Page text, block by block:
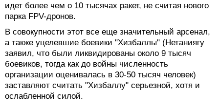
идет более чем о 10 тысячах ракет, не считая нового
парка FPV-дронов.
В совокупности этот все еще значительный арсенал,
а также уцелевшие боевики "Хизбаллы" (Нетаниягу
заявил, что были ликвидированы около 9 тысяч
боевиков, тогда как до войны численность
организации оценивалась в 30-50 тысяч человек)
заставляют считать "Хизбаллу" серьезной, хотя и
ослабленной силой.